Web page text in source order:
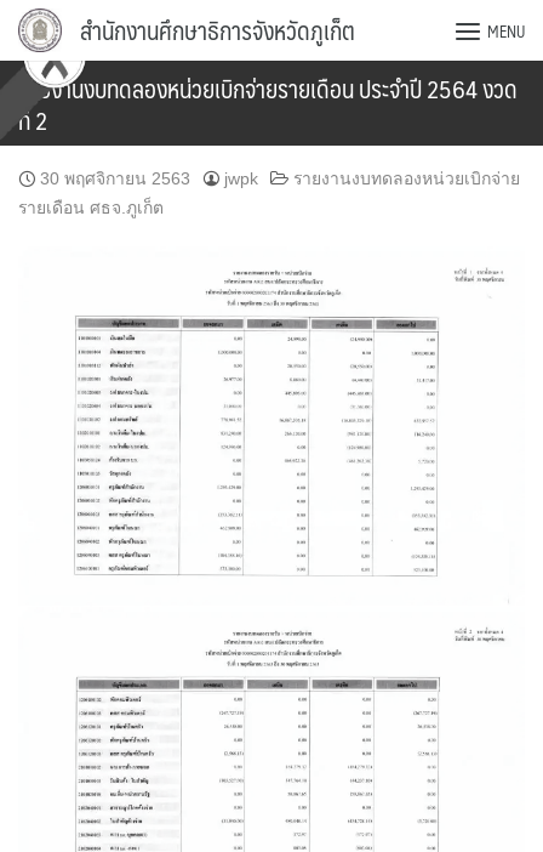
Skip
content
สำนักงานศึกษาธิการจังหวัดภูเก็ต MENU
รายงานงบทดลองหน่วยเบิกจ่ายรายเดือน ประจำปี 2564 งวด
ที่ 2
30 พฤศจิกายน 2563 jwpk
รายงานงบทดลองหน่วยเบิกจ่าย
รายเดือน ศธจ.ภูเก็ต